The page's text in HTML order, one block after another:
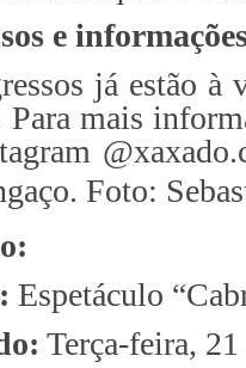
e
já estão à
Para mais
Foto:
Espetáculo
Terça-feira,